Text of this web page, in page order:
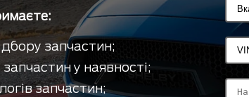
запчастин;
у наявності;
запчастин;